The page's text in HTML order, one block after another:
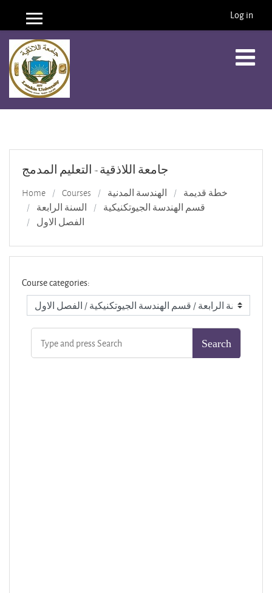
Skip to main content
Side panel Log in
جامعة اللاذقية - التعليم المدمج
Home Courses الهندسة المدنية
خطة قديمة
السنة الرابعة
قسم الهندسة الجيوتكنيكية
الفصل الاول
Course categories: